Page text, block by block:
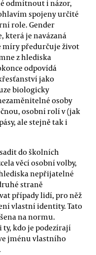
odmítnout i názor,
spojeny určité
role. Gender
která je navázaná
míry předurčuje život
z hlediska
odpovídá
jako
biologicky
osoby
osobní rolí v (jak
ale stejně tak i
do školních
věcí osobní volby,
nepřijatelné
straně
případy lidí, pro něž
vlastní identity. Tato
na normu.
ty, kdo je podezírají
jménu vlastního